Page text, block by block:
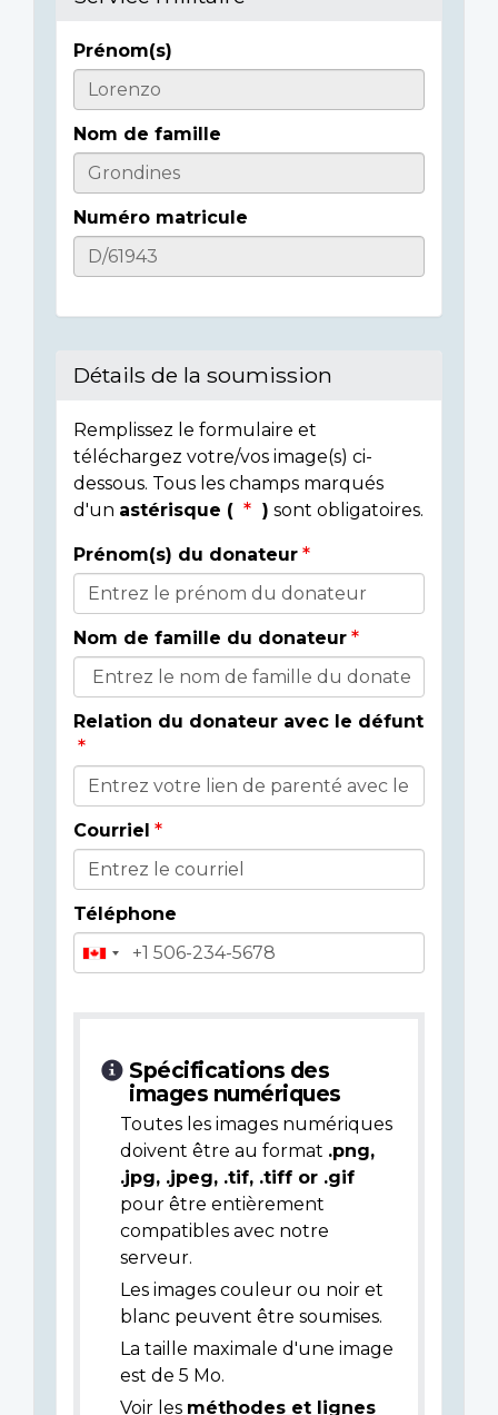
Informations
sur
l'individu
Prénom(s)
Nom de famille
Numéro matricule
Détails de la soumission
Remplissez le formulaire et
téléchargez votre/vos image(s) ci-
dessous. Tous les champs marqués
d'un astérisque ( ) sont obligatoires.
Détails
du
donateur
Prénom(s) du donateur
Nom de famille du donateur
Relation du donateur avec le défunt
Courriel
Téléphone
Spécifications des
images numériques
Toutes les images numériques
doivent être au format .png,
.jpg, .jpeg, .tif, .tiff or .gif
pour être entièrement
compatibles avec notre
serveur.
Les images couleur ou noir et
blanc peuvent être soumises.
La taille maximale d'une image
est de 5 Mo.
Voir les méthodes et lignes